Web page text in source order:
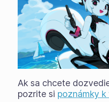
Ak sa chcete
pozrite si poznámky k